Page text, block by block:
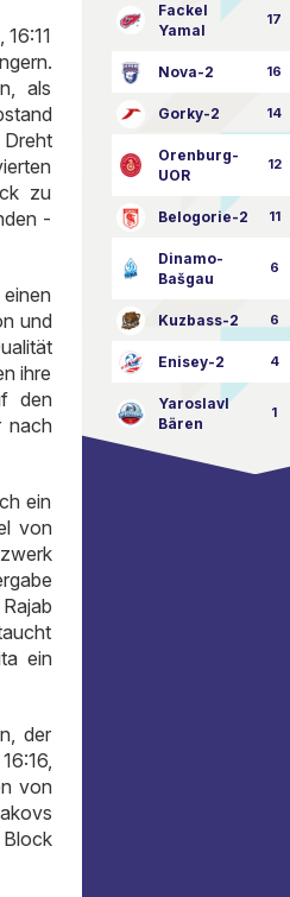
als
zu
-
und
ihre
den
nach
ein
von
ein
der
von
Fackel
Yamal
17
Nova-2 16
Gorky-2 14
Orenburg-
UOR
12
Belogorie-2 11
Dinamo-
Bašgau
6
Kuzbass-2 6
Enisey-2 4
Yaroslavl
Bären
1